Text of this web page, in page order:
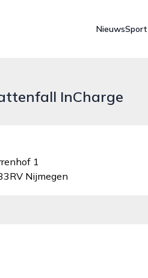
NieuwsSport
InCharge
1
Nijmegen